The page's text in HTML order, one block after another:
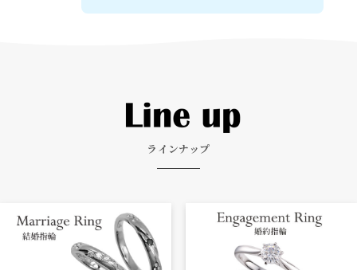
ラインナップ